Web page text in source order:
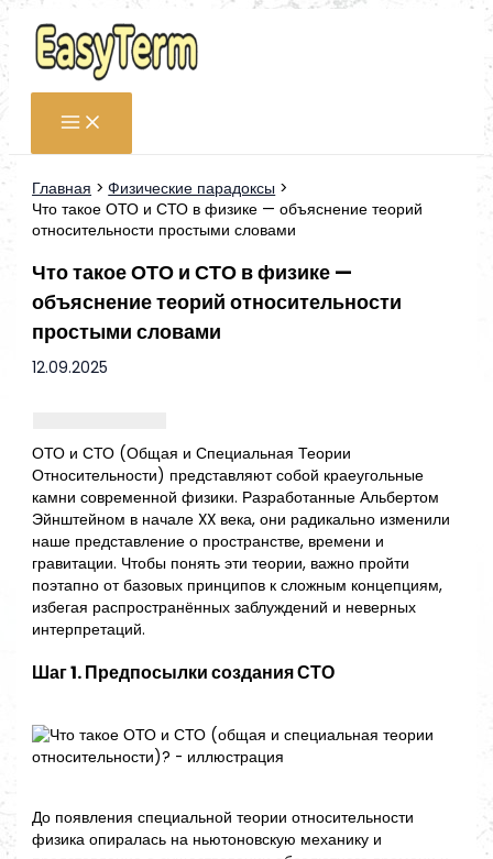
Перейти
к
содержимому
Главная
Физические парадоксы
Что такое ОТО и СТО в физике — объяснение теорий
относительности простыми словами
Что такое ОТО и СТО в физике —
объяснение теорий относительности
простыми словами
12.09.2025
ОТО и СТО (Общая и Специальная Теории
Относительности) представляют собой краеугольные
камни современной физики. Разработанные Альбертом
Эйнштейном в начале XX века, они радикально изменили
наше представление о пространстве, времени и
гравитации. Чтобы понять эти теории, важно пройти
поэтапно от базовых принципов к сложным концепциям,
избегая распространённых заблуждений и неверных
интерпретаций.
Шаг 1. Предпосылки создания СТО
До появления специальной теории относительности
физика опиралась на ньютоновскую механику и